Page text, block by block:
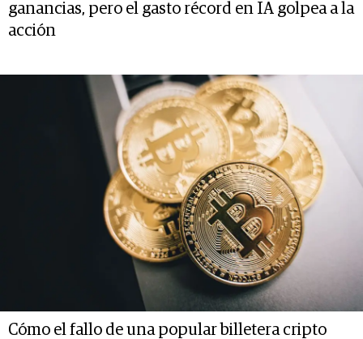
ganancias, pero el gasto récord en IA golpea a la
acción
Cómo el fallo de una popular billetera cripto